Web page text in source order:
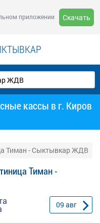
приложении
Скачать
кассы в г. Киров
Тиман - Сыктывкар ЖДВ
Тиман -
09 авг